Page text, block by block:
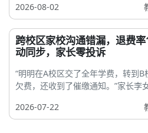
2026-08-02
跨校区家校沟通错漏，退费
动同步，家长零投诉
“明明在A校区交了全年学费，转到
欠费，还收到了催缴通知。”家长李
2026-07-22